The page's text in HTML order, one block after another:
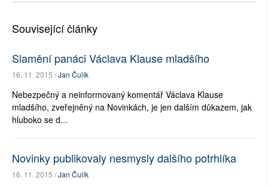
Související články
Slamění panáci Václava Klause mladšího
16. 11. 2015 /Jan Čulík
Nebezpečný a neinformovaný komentář Václava Klause
mladšího, zveřejněný na Novinkách, je jen dalším důkazem, jak
hluboko se d...
Novinky publikovaly nesmysly dalšího potrhlíka
16. 11. 2015 /Jan Čulík